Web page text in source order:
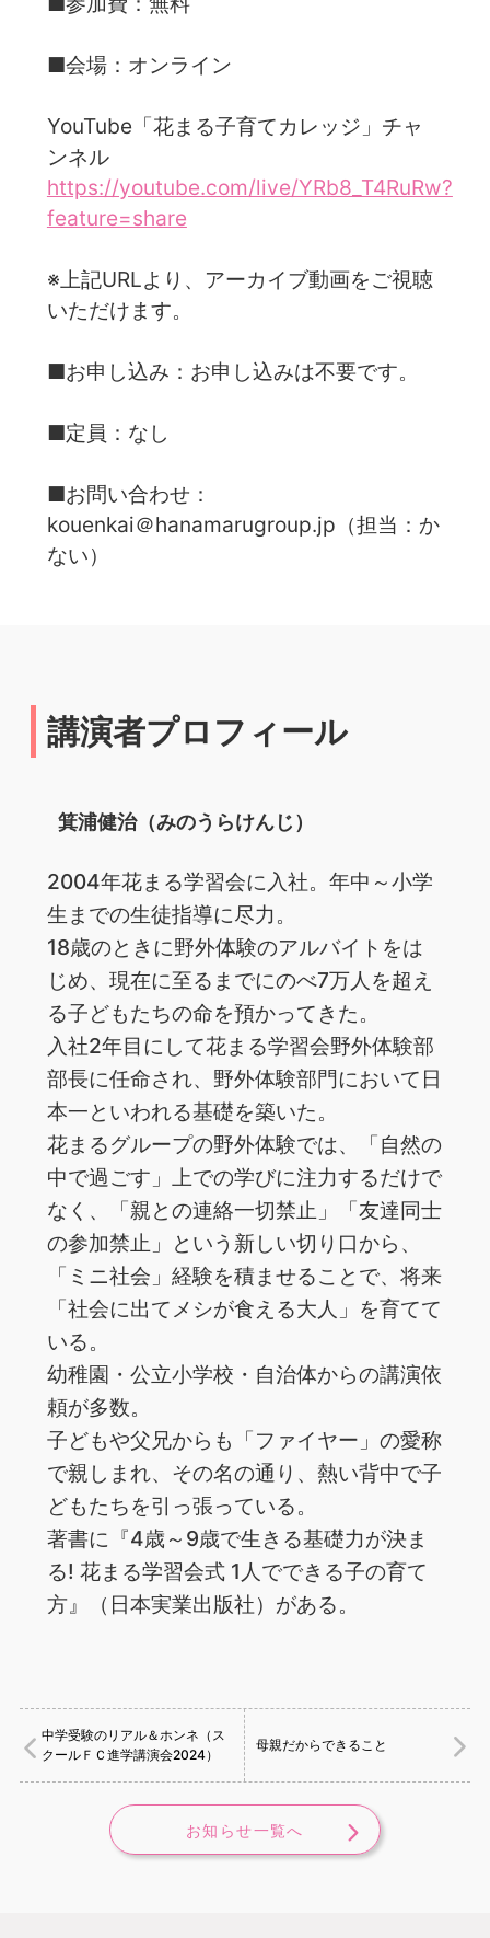
■会場：オンライン
YouTube「花まる子育てカレッジ」チャ
ンネル
https://youtube.com/live/YRb8_T4RuRw?
feature=share
※上記URLより、アーカイブ動画をご視聴
いただけます。
■お申し込み：お申し込みは不要です。
■定員：なし
■お問い合わせ：
kouenkai＠hanamarugroup.jp（担当：か
ない）
講演者プロフィール
箕浦健治（みのうらけんじ）
2004年花まる学習会に入社。年中～小学
生までの生徒指導に尽力。
18歳のときに野外体験のアルバイトをは
じめ、現在に至るまでにのべ7万人を超え
る子どもたちの命を預かってきた。
入社2年目にして花まる学習会野外体験部
部長に任命され、野外体験部門において日
本一といわれる基礎を築いた。
花まるグループの野外体験では、「自然の
中で過ごす」上での学びに注力するだけで
なく、「親との連絡一切禁止」「友達同士
の参加禁止」という新しい切り口から、
「ミニ社会」経験を積ませることで、将来
「社会に出てメシが食える大人」を育てて
いる。
幼稚園・公立小学校・自治体からの講演依
頼が多数。
子どもや父兄からも「ファイヤー」の愛称
で親しまれ、その名の通り、熱い背中で子
どもたちを引っ張っている。
著書に『4歳～9歳で生きる基礎力が決ま
る! 花まる学習会式 1人でできる子の育て
方』（日本実業出版社）がある。
中学受験のリアル＆ホンネ（ス
クールＦＣ進学講演会2024）
母親だからできること
お知らせ一覧へ